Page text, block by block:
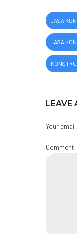
JASA
JASA
LEAVE
Your
Comment